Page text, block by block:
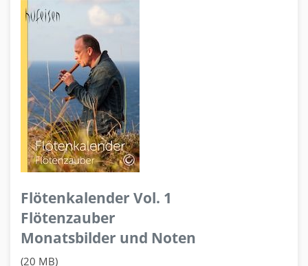
Flötenkalender Vol. 1
Flötenzauber
Monatsbilder und Noten
(20 MB)